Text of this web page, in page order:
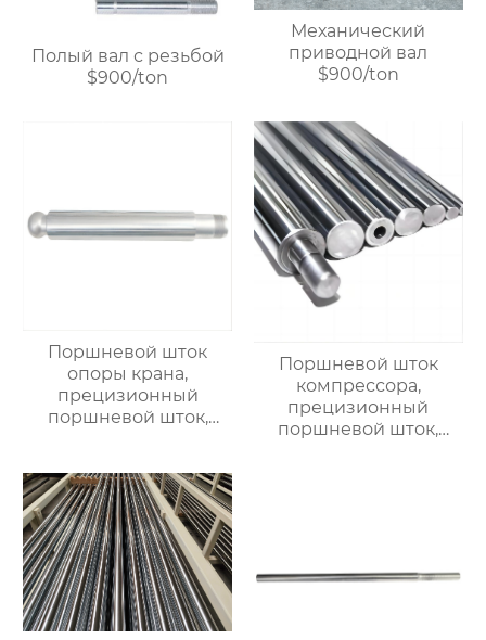
Полый вал с резьбой
$900/ton
Механический
приводной вал
$900/ton
Поршневой шток
опоры крана,
прецизионный
поршневой шток,
подшипниковый вал,
жесткий
хромированный
полированный вал,
доступна
кастомизация, прямая
продажа с завода.
Поршневой шток
компрессора,
прецизионный
поршневой шток,
Возможна